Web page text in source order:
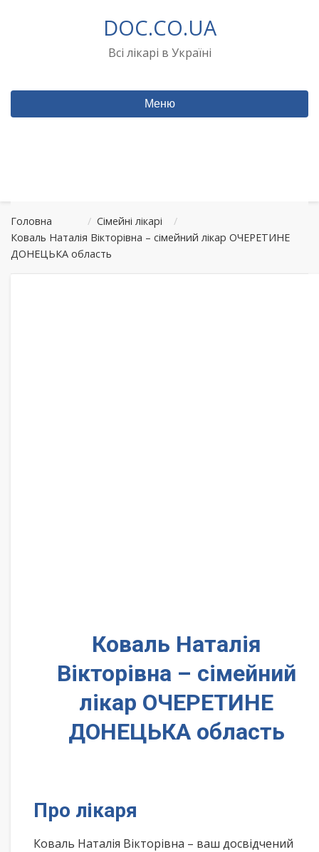
DOC.CO.UA
Всі лікарі в Україні
Меню
Головна / Сімейні лікарі
/
Коваль Наталія Вікторівна – сімейний лікар ОЧЕРЕТИНЕ
ДОНЕЦЬКА область
Коваль Наталія
Вікторівна – сімейний
лікар ОЧЕРЕТИНЕ
ДОНЕЦЬКА область
Про лікаря
Коваль Наталія Вікторівна – ваш досвідчений